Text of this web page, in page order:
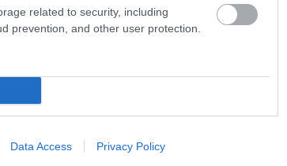
related to security, including
prevention, and other user protection.
Data Access Privacy Policy
24ωρη απεργία της 20ης Νοεμβρίου έχουν
τονίζουν ότι απεργούν με κύρια αιτήματα